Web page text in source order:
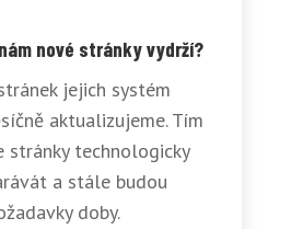
nové stránky vydrží?
jejich systém
aktualizujeme. Tím
stránky technologicky
a stále budou
doby.